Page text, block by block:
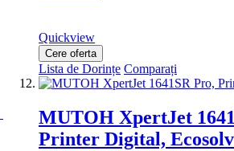
Quickview
Cere oferta
Lista de Dorințe Comparați
MUTOH XpertJet
Printer Digital,